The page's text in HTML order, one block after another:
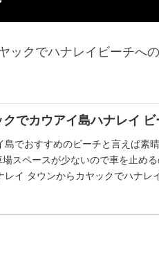
ックでハナレイビーチへ
クでカウアイ島ハナレイ
島でおすすめのビーチと言えば素
場スペースが少ないので車を止め
レイ タウンからカヤックでハナレ